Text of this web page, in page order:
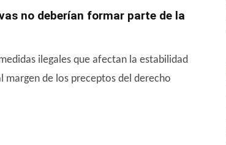
no deberían formar parte de la
ilegales que afectan la estabilidad
de los preceptos del derecho